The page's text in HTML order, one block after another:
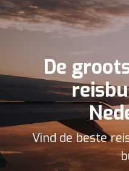
De
Vind de beste